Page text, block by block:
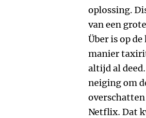
oplossing.
van een
Über is op
manier
altijd al
neiging om
Netflix. Dat